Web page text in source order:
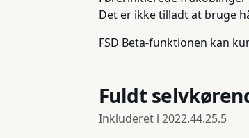
Det er ikke tilladt at bruge
FSD Beta-funktionen kan
Fuldt
Inkluderet i 2022.44.25.5